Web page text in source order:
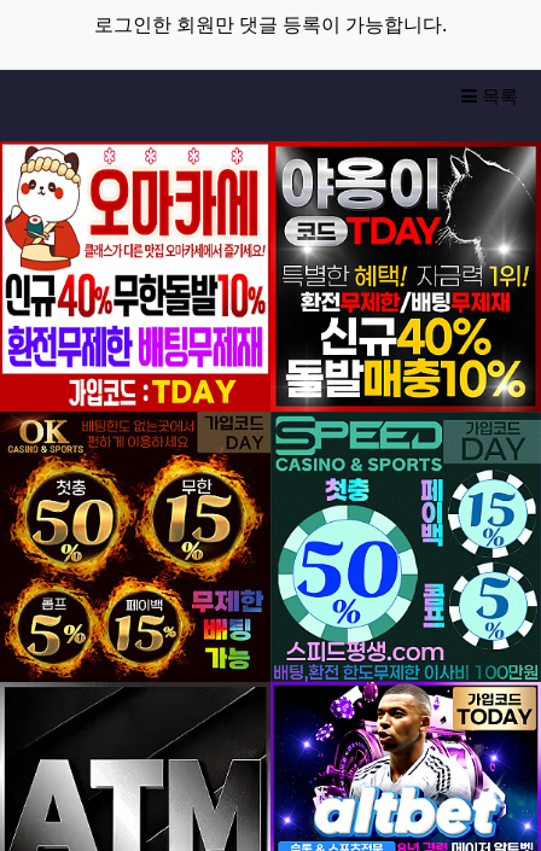
로그인한 회원만 댓글 등록이 가능합니다.
목록
등록일 등록일
등록일 등록일